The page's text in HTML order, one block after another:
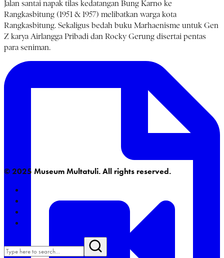
Jalan santai napak tilas kedatangan Bung Karno ke
Rangkasbitung (1951 & 1957) melibatkan warga kota
Rangkasbitung. Sekaligus bedah buku Marhaenisme untuk Gen
Z karya Airlangga Pribadi dan Rocky Gerung disertai pentas
para seniman.
© 2025 Museum Multatuli. All rights reserved.